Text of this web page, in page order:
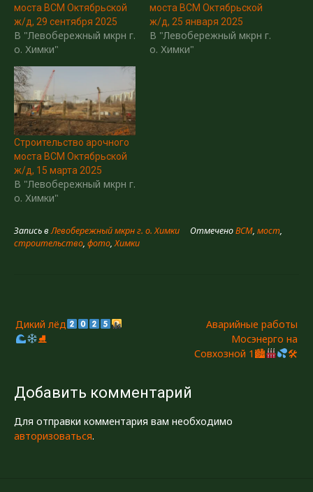
моста ВСМ Октябрьской
ж/д, 29 сентября 2025
В "Левобережный мкрн г.
о. Химки"
моста ВСМ Октябрьской
ж/д, 25 января 2025
В "Левобережный мкрн г.
о. Химки"
Строительство арочного
моста ВСМ Октябрьской
ж/д, 15 марта 2025
В "Левобережный мкрн г.
о. Химки"
Запись вЛевобережный мкрн г. о. Химки ОтмеченоВСМ, мост,
строительство, фото,Химки
по
записям
Аварийные работы
Мосэнерго на
Совхозной 1🏙
🛠
Дикий лёд
⛸
Добавить комментарий
Для отправки комментария вам необходимо
авторизоваться.